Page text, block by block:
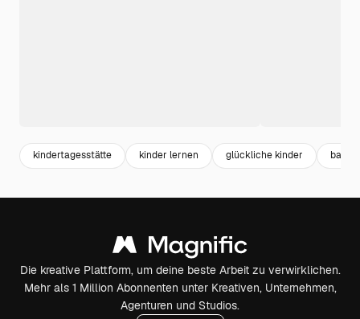
kindertagesstätte kinder lernen glückliche kinder
Die kreative Plattform, um deine beste Arbeit zu verwirklichen.
Mehr als 1 Million Abonnenten unter Kreativen, Unternehmen,
Agenturen und Studios.